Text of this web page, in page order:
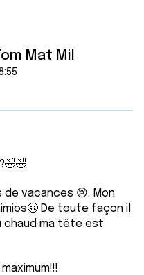
Mat Mil
de vacances 😢. Mon
De toute façon il
chaud ma tête est